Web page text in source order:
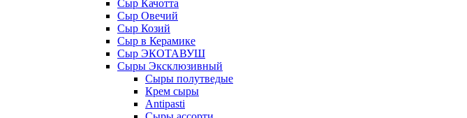
Сыр Качотта
Сыр Овечий
Сыр Козий
Сыр в Керамике
Сыр ЭКОТАВУШ
Сыры Эксклюзивный
Сыры полутведые
Крем сыры
Antipasti